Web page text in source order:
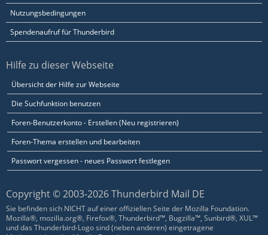
Nutzungsbedingungen
Spendenaufruf für Thunderbird
Hilfe zu dieser Webseite
Übersicht der Hilfe zur Webseite
Die Suchfunktion benutzen
Foren-Benutzerkonto - Erstellen (Neu registrieren)
Foren-Thema erstellen und bearbeiten
Passwort vergessen - neues Passwort festlegen
Copyright © 2003-2026 Thunderbird Mail DE
Sie befinden sich NICHT auf einer offiziellen Seite der Mozilla Foundation.
Mozilla®, mozilla.org®, Firefox®, Thunderbird™, Bugzilla™, Sunbird®, XUL™
und das Thunderbird-Logo sind (neben anderen) eingetragene